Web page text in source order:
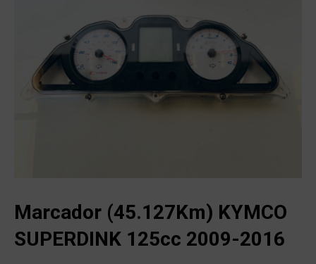
Marcador (45.127Km) KYMCO
SUPERDINK 125cc 2009-2016